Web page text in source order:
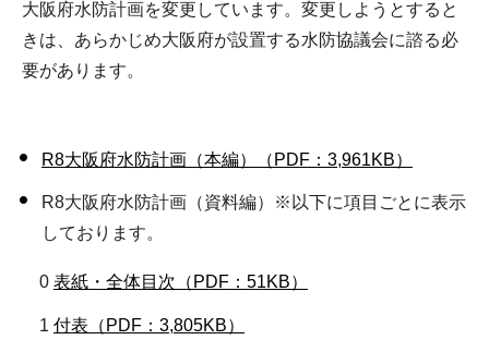
大阪府水防計画を変更しています。変更しようとすると
きは、あらかじめ大阪府が設置する水防協議会に諮る必
要があります。
R8大阪府水防計画（本編）（PDF：3,961KB）
R8大阪府水防計画（資料編）※以下に項目ごとに表示
しております。
0 表紙・全体目次（PDF：51KB）
1 付表（PDF：3,805KB）